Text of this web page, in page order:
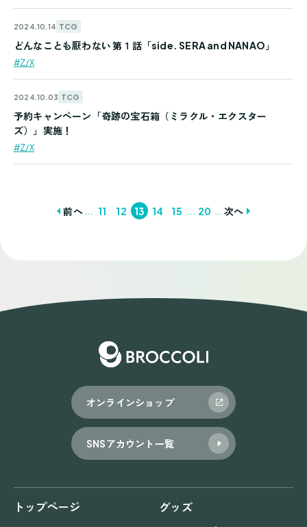
2024.10.14 TCG
#Z/X
どんなことも厭わない 第１話「side. SERA and NANAO」
2024.10.03 TCG
#Z/X
予約キャンペーン「奇跡の宝石箱（ミラクル・エクスター
ズ）」実施！
ゲ
前へ 11 12 13 14 15 20 次へ
オンラインショップ
SNSアカウント一覧
トップページ
グッズ